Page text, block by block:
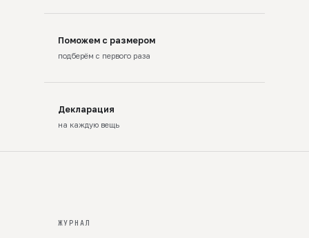
Поможем с размером
подберём с первого раза
Декларация
на каждую вещь
ЖУРНАЛ